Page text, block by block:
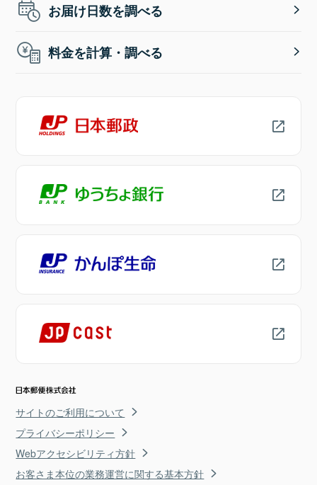
お届け日数を調べる
料金を計算・調べる
サイトのご利用について
プライバシーポリシー
Webアクセシビリティ方針
お客さま本位の業務運営に関する基本方針